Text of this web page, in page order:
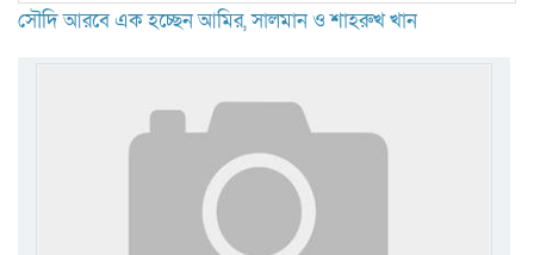
সৌদি আরবে এক হচ্ছেন আমির, সালমান ও শাহরুখ খান